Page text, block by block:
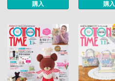
購入 購入